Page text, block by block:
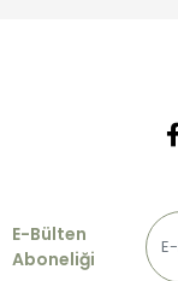
E-Bülten
Aboneliği